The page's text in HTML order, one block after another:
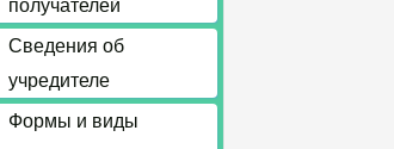
получателей
Сведения об
учредителе
Формы и виды